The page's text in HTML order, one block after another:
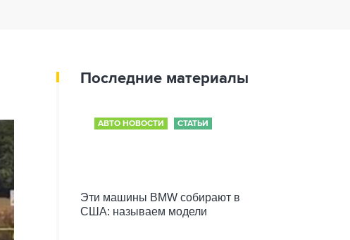
Последние материалы
АВТО НОВОСТИ СТАТЬИ
Эти машины BMW собирают в
США: называем модели